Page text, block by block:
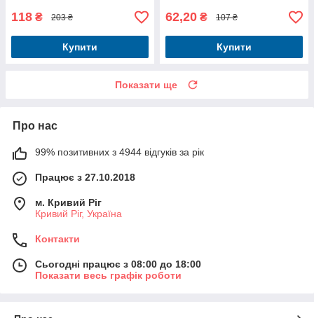
118 ₴ 203 ₴
Купити
62,20 ₴ 107 ₴
Купити
Показати ще
Про нас
99% позитивних з 4944 відгуків за рік
Працює з 27.10.2018
м. Кривий Ріг
Кривий Ріг, Україна
Контакти
Сьогодні працює з 08:00 до 18:00
Показати весь графік роботи